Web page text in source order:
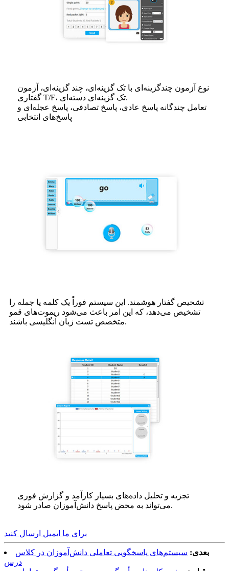
نوع آزمون چندگزینه‌ای با تک گزینه‌ای، چند گزینه‌ای، آزمون
گفتاری T/F، تک گزینه‌ای دسته‌ای.
تعامل چندگانه پاسخ عادی، پاسخ تصادفی، پاسخ عجله‌ای و
پاسخ‌های انتخابی
تشخیص گفتار هوشمند. این سیستم فوراً یک کلمه یا جمله را
تشخیص می‌دهد، که این امر باعث می‌شود ریموت‌های قمو
متخصص تست زبان انگلیسی باشند.
تجزیه و تحلیل داده‌های بسیار کارآمد و گزارش فوری
می‌تواند به محض پاسخ دانش‌آموزان صادر شود.
برای ما ایمیل ارسال کنید
بعدی: سیستم‌های پاسخگویی تعاملی دانش‌آموزان در کلاس
درس